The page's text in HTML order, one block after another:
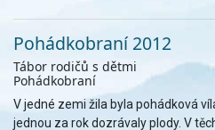
Pohádkobraní 2012
Tábor rodičů s dětmi
Pohádkobraní
V jedné zemi žila byla pohádková
jednou za rok dozrávaly plody. V